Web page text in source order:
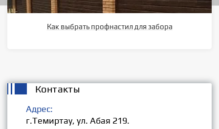
Как выбрать профнастил для забора
Контакты
Адрес:
г.Темиртау, ул. Абая 219.